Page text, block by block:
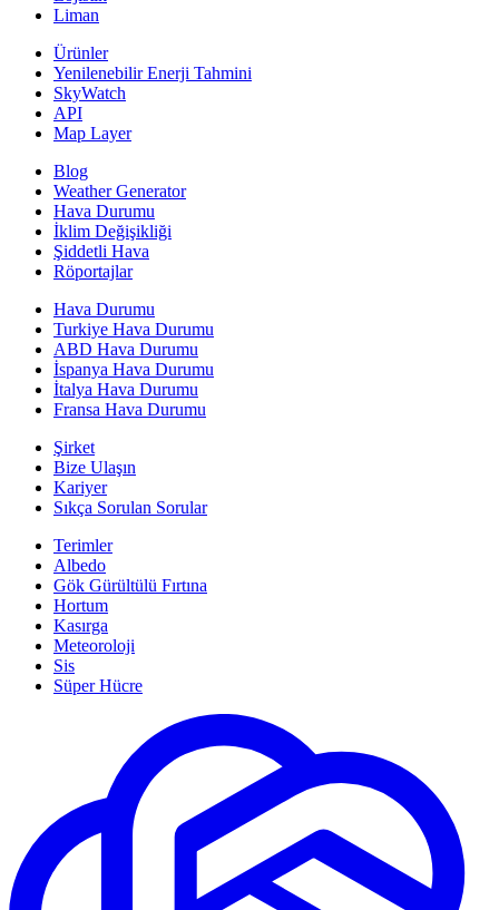
Liman
Ürünler
Yenilenebilir Enerji Tahmini
SkyWatch
API
Map Layer
Blog
Weather Generator
Hava Durumu
İklim Değişikliği
Şiddetli Hava
Röportajlar
Hava Durumu
Turkiye Hava Durumu
ABD Hava Durumu
İspanya Hava Durumu
İtalya Hava Durumu
Fransa Hava Durumu
Şirket
Bize Ulaşın
Kariyer
Sıkça Sorulan Sorular
Terimler
Albedo
Gök Gürültülü Fırtına
Hortum
Kasırga
Meteoroloji
Sis
Süper Hücre